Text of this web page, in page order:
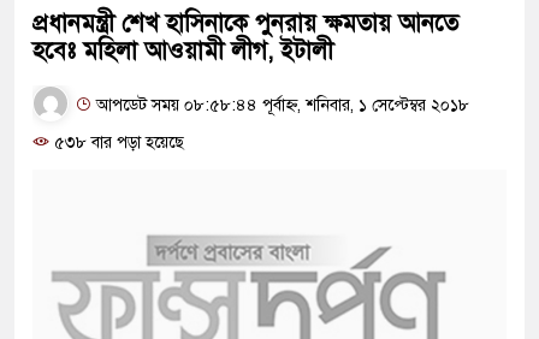
প্রধানমন্ত্রী শেখ হাসিনাকে পুনরায় ক্ষমতায় আনতে
হবেঃ মহিলা আওয়ামী লীগ, ইটালী
আপডেট সময় ০৮:৫৮:৪৪ পূর্বাহ্ন, শনিবার, ১ সেপ্টেম্বর ২০১৮
৫৩৮ বার পড়া হয়েছে